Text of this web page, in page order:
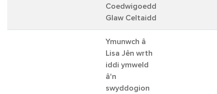
Coedwigoedd
Glaw Celtaidd
Ymunwch â
Lisa Jên wrth
iddi ymweld
â'n
swyddogion